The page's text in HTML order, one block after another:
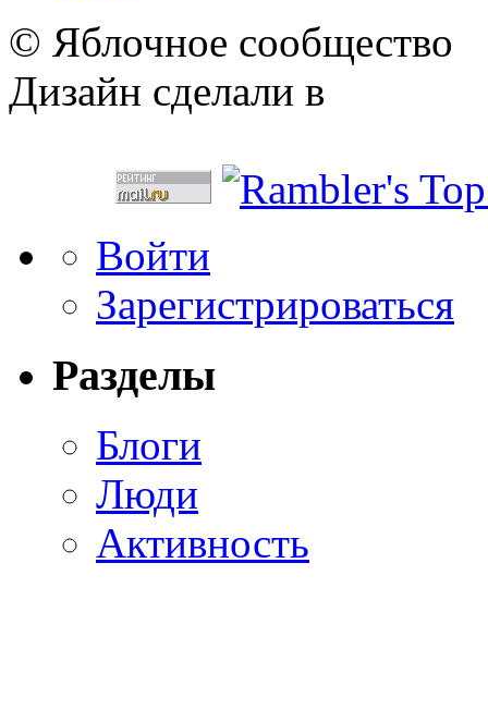
© Яблочное сообщество
Дизайн сделали в
Войти
Зарегистрироваться
Разделы
Блоги
Люди
Активность